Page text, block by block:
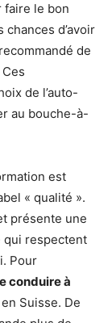
faire le bon
d’avoir
de
de l’auto-
au bouche-à-
est
« qualité ».
présente une
qui respectent
Pour
conduire à
Suisse. De